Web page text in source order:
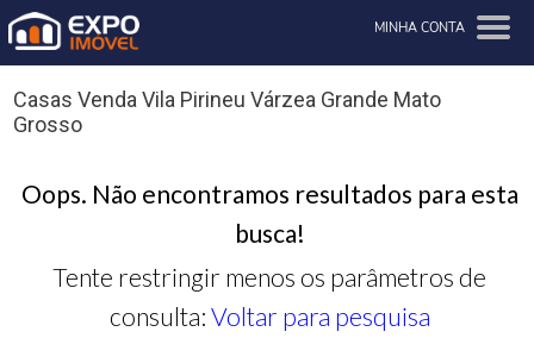
MINHA CONTA
Casas Venda Vila Pirineu Várzea Grande Mato
Grosso
Oops. Não encontramos resultados para esta
busca!
Tente restringir menos os parâmetros de
consulta: Voltar para pesquisa